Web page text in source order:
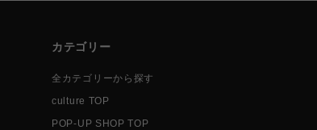
カテゴリー
全カテゴリーから探す
culture TOP
POP-UP SHOP TOP